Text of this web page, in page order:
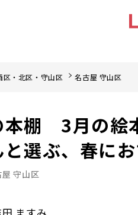
区・北区・守山区 名古屋 守山区
本棚 3月の絵
と選ぶ、春に
守山区
ますみ